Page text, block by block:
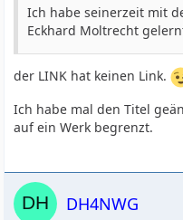
Ich habe seinerzeit mit
Eckhard Moltrecht
der LINK hat keinen Link.
Ich habe mal den Titel
auf ein Werk begrenzt.
DH4NWG